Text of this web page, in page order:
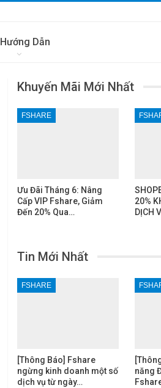
Hướng Dẫn
Khuyến Mãi Mới Nhất
FSHARE
Ưu Đãi Tháng 6: Nâng
Cấp VIP Fshare, Giảm
Đến 20% Qua…
20%
DỊCH
Tin Mới Nhất
FSHARE
[Thông Báo] Fshare
ngừng kinh doanh một số
dịch vụ từ ngày…
năng